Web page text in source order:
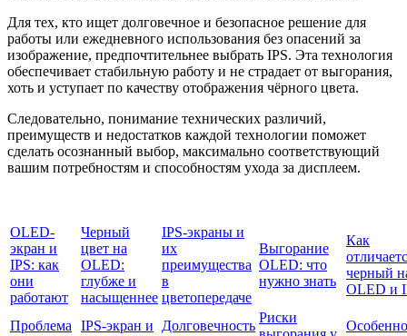
Для тех, кто ищет долговечное и безопасное решение для
работы или ежедневного использования без опасений за
изображение, предпочтительнее выбрать IPS. Эта технология
обеспечивает стабильную работу и не страдает от выгорания,
хоть и уступает по качеству отображения чёрного цвета.
Следовательно, понимание технических различий,
преимуществ и недостатков каждой технологии поможет
сделать осознанный выбор, максимально соответствующий
вашим потребностям и способностям ухода за дисплеем.
OLED-
экран и
IPS: как
они
работают
Черный
цвет на
OLED:
глубже и
насыщеннее
IPS-экраны и
их
преимущества
в
цветопередаче
Выгорание
OLED: что
нужно знать
Как
черный
OLED и
Проблема
IPS-экран и
Долговечность
Риски